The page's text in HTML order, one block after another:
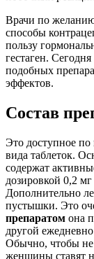
Врачи по
способы
пользу
гестаген.
подобных
эффектов.
Состав
Это доступное по
вида таблеток.
содержат
дозировкой 0,2
Дополнительно
пустышки. Это
препаратом она
другой
Обычно, чтобы не
женщины ставят